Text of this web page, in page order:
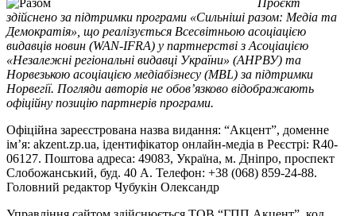
Проєкт
здійснено за підтримки програми «Сильніші разом: Медіа та
Демократія», що реалізується Всесвітньою асоціацією
видавців новин (WAN-IFRA) у партнерстві з Асоціацією
«Незалежні регіональні видавці України» (АНРВУ) та
Норвезькою асоціацією медіабізнесу (MBL) за підтримки
Норвегії. Погляди авторів не обов’язково відображають
офіційну позицію партнерів програми.
Офіційна зареєстрована назва видання: “Акцент”, доменне
ім’я: akzent.zp.ua, ідентифікатор онлайн-медіа в Реєстрі: R40-
06127. Поштова адреса: 49083, Україна, м. Дніпро, проспект
Слобожанський, буд. 40 А. Телефон: +38 (068) 859-24-88.
Головний редактор Чубукін Олександр